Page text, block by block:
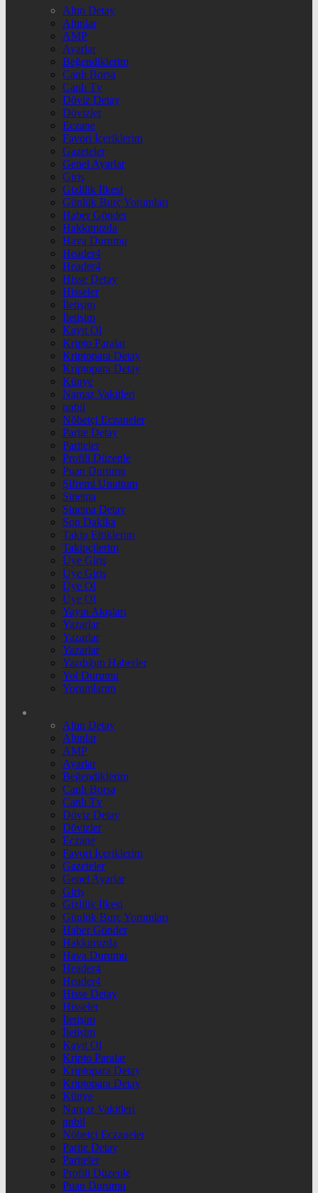
Altın Detay
Altınlar
AMP
Ayarlar
Beğendiklerim
Canlı Borsa
Canlı Tv
Döviz Detay
Dövizler
Eczane
Favori İçeriklerim
Gazeteler
Genel Ayarlar
Giriş
Gizlilik İlkesi
Günlük Burç Yorumları
Haber Gönder
Hakkımızda
Hava Durumu
Header4
Header4
Hisse Detay
Hisseler
İletişim
İletişim
Kayıt Ol
Kripto Paralar
Kriptopara Detay
Kriptopara Detay
Künye
Namaz Vakitleri
nnbil
Nöbetçi Eczaneler
Parite Detay
Pariteler
Profili Düzenle
Puan Durumu
Şifremi Unuttum
Sinema
Sinema Detay
Son Dakika
Takip Ettiklerim
Takipçilerim
Üye Giriş
Üye Giriş
Üye Ol
Üye Ol
Yayın Akışları
Yazarlar
Yazarlar
Yazarlar
Yazdığım Haberler
Yol Durumu
Yorumlarım
Altın Detay
Altınlar
AMP
Ayarlar
Beğendiklerim
Canlı Borsa
Canlı Tv
Döviz Detay
Dövizler
Eczane
Favori İçeriklerim
Gazeteler
Genel Ayarlar
Giriş
Gizlilik İlkesi
Günlük Burç Yorumları
Haber Gönder
Hakkımızda
Hava Durumu
Header4
Header4
Hisse Detay
Hisseler
İletişim
İletişim
Kayıt Ol
Kripto Paralar
Kriptopara Detay
Kriptopara Detay
Künye
Namaz Vakitleri
nnbil
Nöbetçi Eczaneler
Parite Detay
Pariteler
Profili Düzenle
Puan Durumu